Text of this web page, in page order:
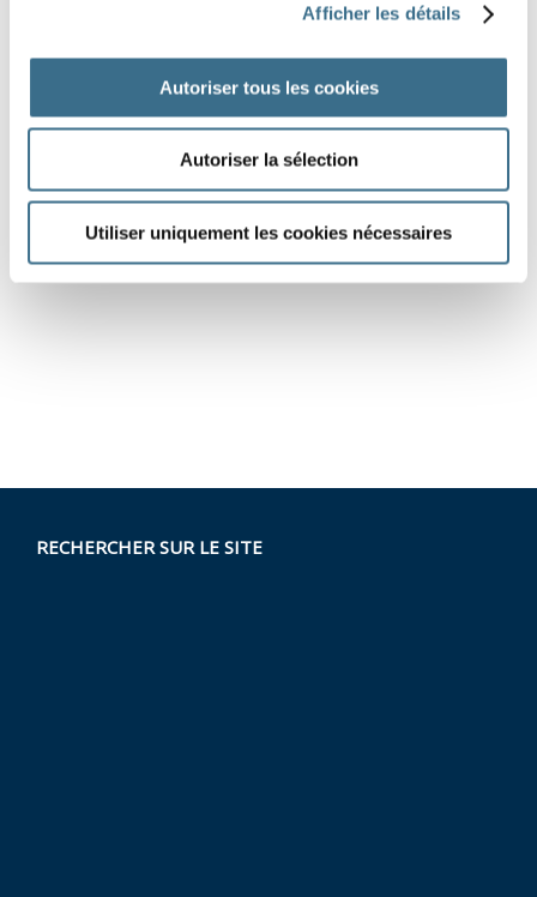
Afficher les détails
Autoriser tous les cookies
Autoriser la sélection
Utiliser uniquement les cookies nécessaires
RECHERCHER SUR LE SITE